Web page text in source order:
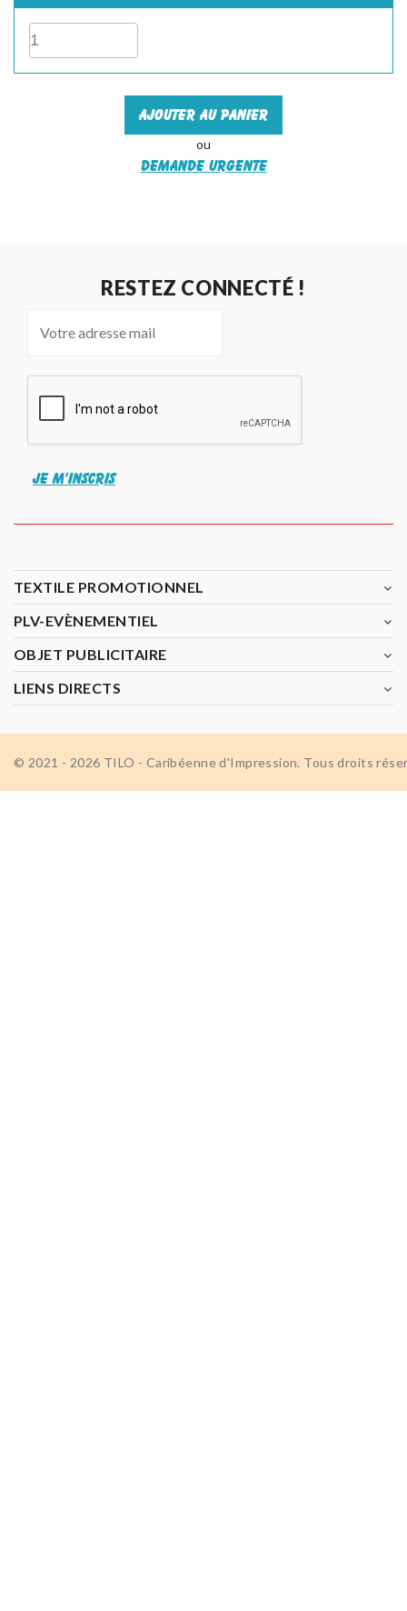
Ajouter au panier
ou
Demande urgente
RESTEZ CONNECTÉ !
JE M'INSCRIS
TEXTILE PROMOTIONNEL
PLV-EVÈNEMENTIEL
OBJET PUBLICITAIRE
LIENS DIRECTS
© 2021 - 2026 TILO - Caribéenne d'Impression. Tous droits